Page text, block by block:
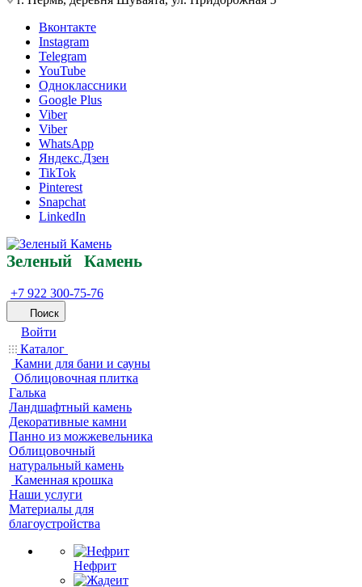
Вконтакте
Instagram
Telegram
YouTube
Одноклассники
Google Plus
Viber
Viber
WhatsApp
Яндекс.Дзен
TikTok
Pinterest
Snapchat
LinkedIn
Зеленый Камень
+7 922 300-75-76
Поиск
Войти
Каталог
Камни для бани и сауны
Облицовочная плитка
Галька
Ландшафтный камень
Декоративные камни
Панно из можжевельника
Облицовочный
натуральный камень
Каменная крошка
Наши услуги
Материалы для
благоустройства
Нефрит